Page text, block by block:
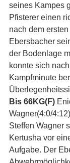
seines Kampes
Pfisterer einen
nach dem
Ebersbacher
der Bodenlage
konnte sich
Kampfminute
Bis 66KG(F)
Wagner(4:0/4:12)
Steffen Wagner
Kertusha vor
Aufgabe. Der